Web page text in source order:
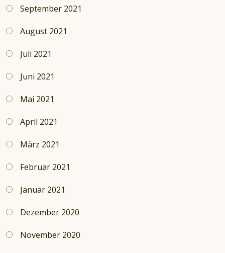
September 2021
August 2021
Juli 2021
Juni 2021
Mai 2021
April 2021
März 2021
Februar 2021
Januar 2021
Dezember 2020
November 2020